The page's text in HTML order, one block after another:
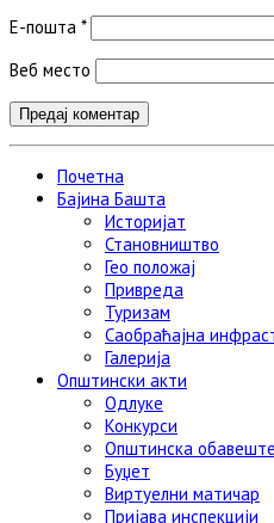
Е-пошта *
Веб место
Почетна
Бајина Башта
Историјат
Становништво
Гео положај
Привреда
Туризам
Саобраћајна
Галерија
Општински акти
Одлуке
Конкурси
Општинска
Буџет
Виртуелни матичар
Пријава инспекцији